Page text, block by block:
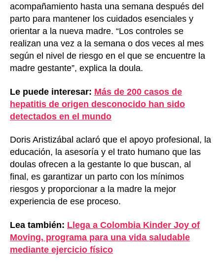
acompañamiento hasta una semana después del
parto para mantener los cuidados esenciales y
orientar a la nueva madre. “Los controles se
realizan una vez a la semana o dos veces al mes
según el nivel de riesgo en el que se encuentre la
madre gestante”, explica la doula.
Le puede interesar: Más de 200 casos de
hepatitis de origen desconocido han sido
detectados en el mundo
Doris Aristizábal aclaró que el apoyo profesional, la
educación, la asesoría y el trato humano que las
doulas ofrecen a la gestante lo que buscan, al
final, es garantizar un parto con los mínimos
riesgos y proporcionar a la madre la mejor
experiencia de ese proceso.
Lea también: Llega a Colombia Kinder Joy of
Moving, programa para una vida saludable
mediante ejercicio físico